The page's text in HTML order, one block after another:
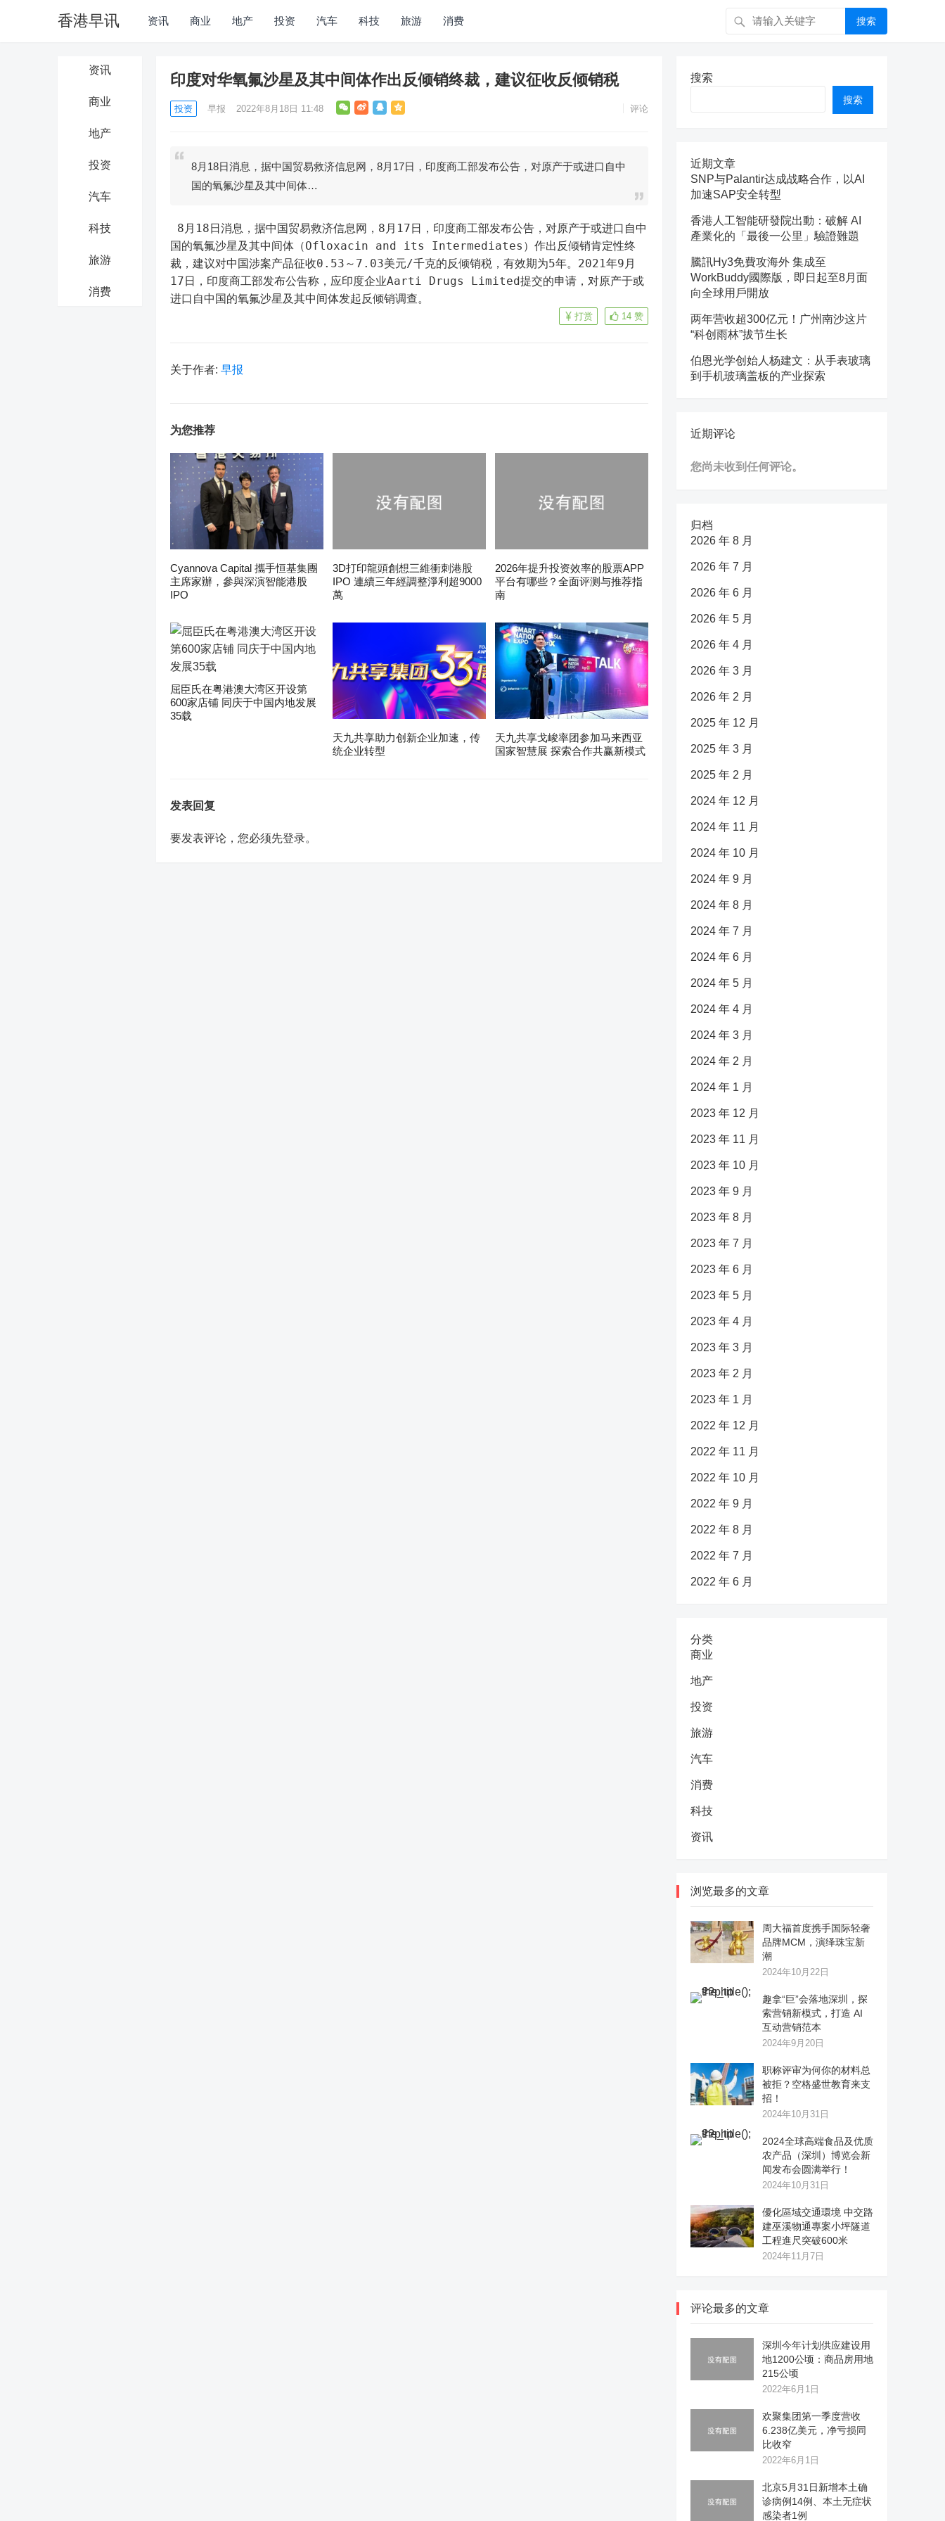
香港早讯 资讯 商业 地产 投资 汽车 科技 旅游 消费 搜索
资讯
商业
地产
投资
汽车
科技
旅游
消费
印度对华氧氟沙星及其中间体作出反倾销终裁，建议征收反倾销税
投资 早报 2022年8月18日 11:48 评论
8月18日消息，据中国贸易救济信息网，8月17日，印度商工部发布公告，对原产于或进口自中
国的氧氟沙星及其中间体…
国的氧氟沙星及其中间体（Ofloxacin and its Intermediates）作出反倾销肯定性终
裁，建议对中国涉案产品征收0.53～7.03美元/千克的反倾销税，有效期为5年。2021年9月
17日，印度商工部发布公告称，应印度企业Aarti Drugs Limited提交的申请，对原产于或
进口自中国的氧氟沙星及其中间体发起反倾销调查。
14 赞
打赏
关于作者: 早报
为您推荐
Cyannova Capital 攜手恒基集團
主席家辦，參與深演智能港股
IPO
3D打印龍頭創想三維衝刺港股
IPO 連續三年經調整淨利超9000
萬
2026年提升投资效率的股票APP
平台有哪些？全面评测与推荐指
南
屈臣氏在粤港澳大湾区开设第
600家店铺 同庆于中国内地发展
35载
天九共享助力创新企业加速，传
统企业转型
天九共享戈峻率团参加马来西亚
国家智慧展 探索合作共赢新模式
发表回复
要发表评论，您必须先登录。
搜索
搜索
近期文章
SNP与Palantir达成战略合作，以AI
加速SAP安全转型
香港人工智能研發院出動：破解 AI
產業化的「最後一公里」驗證難題
騰訊Hy3免費攻海外 集成至
WorkBuddy國際版，即日起至8月面
向全球用戶開放
两年营收超300亿元！广州南沙这片
“科创雨林”拔节生长
伯恩光学创始人杨建文：从手表玻璃
到手机玻璃盖板的产业探索
近期评论
您尚未收到任何评论。
归档
2026 年 8 月
2026 年 7 月
2026 年 6 月
2026 年 5 月
2026 年 4 月
2026 年 3 月
2026 年 2 月
2025 年 12 月
2025 年 3 月
2025 年 2 月
2024 年 12 月
2024 年 11 月
2024 年 10 月
2024 年 9 月
2024 年 8 月
2024 年 7 月
2024 年 6 月
2024 年 5 月
2024 年 4 月
2024 年 3 月
2024 年 2 月
2024 年 1 月
2023 年 12 月
2023 年 11 月
2023 年 10 月
2023 年 9 月
2023 年 8 月
2023 年 7 月
2023 年 6 月
2023 年 5 月
2023 年 4 月
2023 年 3 月
2023 年 2 月
2023 年 1 月
2022 年 12 月
2022 年 11 月
2022 年 10 月
2022 年 9 月
2022 年 8 月
2022 年 7 月
2022 年 6 月
分类
商业
地产
投资
旅游
汽车
消费
科技
资讯
浏览最多的文章
周大福首度携手国际轻奢
品牌MCM，演绎珠宝新
潮
2024年10月22日
趣拿“巨”会落地深圳，探
索营销新模式，打造 AI
互动营销范本
2024年9月20日
职称评审为何你的材料总
被拒？空格盛世教育来支
招！
2024年10月31日
2024全球高端食品及优质
农产品（深圳）博览会新
闻发布会圆满举行！
2024年10月31日
優化區域交通環境 中交路
建巫溪物通專案小坪隧道
工程進尺突破600米
2024年11月7日
评论最多的文章
深圳今年计划供应建设用
地1200公顷：商品房用地
215公顷
2022年6月1日
欢聚集团第一季度营收
6.238亿美元，净亏损同
比收窄
2022年6月1日
北京5月31日新增本土确
诊病例14例、本土无症状
感染者1例